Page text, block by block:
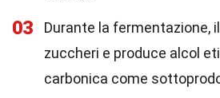
03
Durante la fermentazione,
zuccheri e produce alcol
carbonica come